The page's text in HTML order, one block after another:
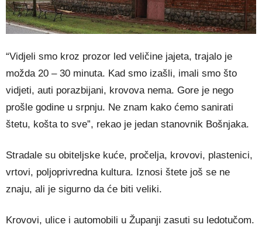
“Vidjeli smo kroz prozor led veličine jajeta, trajalo je
možda 20 – 30 minuta. Kad smo izašli, imali smo što
vidjeti, auti porazbijani, krovova nema. Gore je nego
prošle godine u srpnju. Ne znam kako ćemo sanirati
štetu, košta to sve”, rekao je jedan stanovnik Bošnjaka.
Stradale su obiteljske kuće, pročelja, krovovi, plastenici,
vrtovi, poljoprivredna kultura. Iznosi štete još se ne
znaju, ali je sigurno da će biti veliki.
Krovovi, ulice i automobili u Županji zasuti su ledotučom.